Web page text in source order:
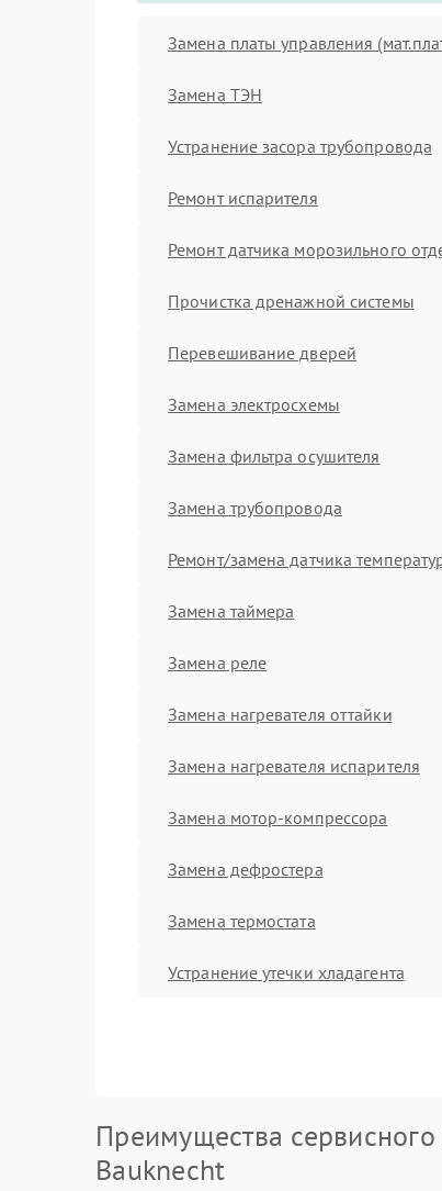
Замена платы управления
Замена ТЭН
Устранение засора трубопровода
Ремонт испарителя
Ремонт датчика морозильного
Прочистка дренажной системы
Перевешивание дверей
Замена электросхемы
Замена фильтра осушителя
Замена трубопровода
Ремонт/замена датчика
Замена таймера
Замена реле
Замена нагревателя оттайки
Замена нагревателя испарителя
Замена мотор-компрессора
Замена дефростера
Замена термостата
Устранение утечки хладагента
Преимущества сервисного
Bauknecht